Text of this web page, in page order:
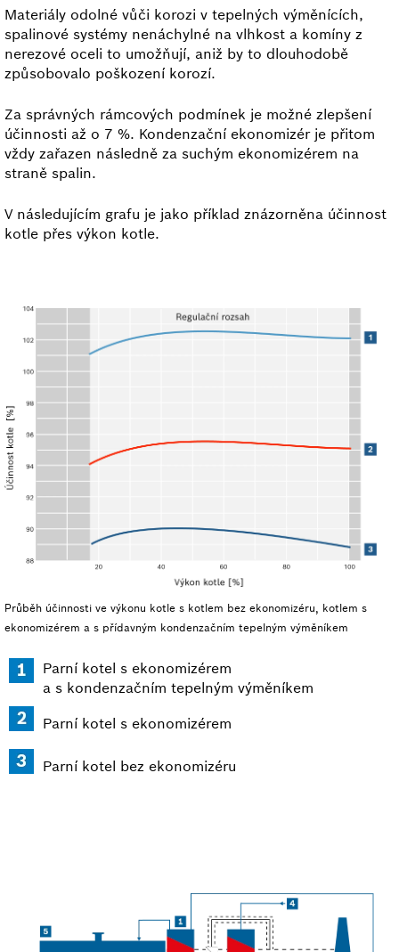
Materiály odolné vůči korozi v tepelných výměnících,
spalinové systémy nenáchylné na vlhkost a komíny z
nerezové oceli to umožňují, aniž by to dlouhodobě
způsobovalo poškození korozí.
Za správných rámcových podmínek je možné zlepšení
účinnosti až o 7 %. Kondenzační ekonomizér je přitom
vždy zařazen následně za suchým ekonomizérem na
straně spalin.
V následujícím grafu je jako příklad znázorněna účinnost
kotle přes výkon kotle.
Průběh účinnosti ve výkonu kotle s kotlem bez ekonomizéru, kotlem s
ekonomizérem a s přídavným kondenzačním tepelným výměníkem
Parní kotel s ekonomizérem
a s kondenzačním tepelným výměníkem
Parní kotel s ekonomizérem
Parní kotel bez ekonomizéru